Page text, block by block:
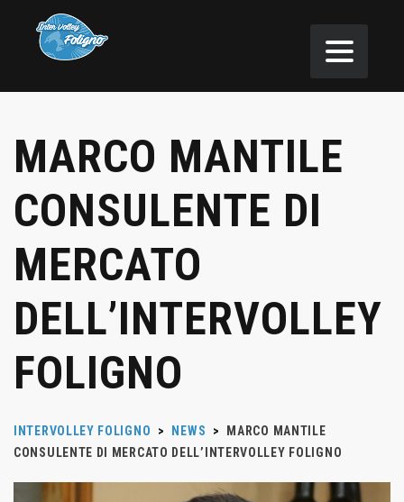
MARCO MANTILE
CONSULENTE DI
MERCATO
DELL’INTERVOLLEY
FOLIGNO
INTERVOLLEY FOLIGNO > NEWS >
MARCO MANTILE
CONSULENTE DI MERCATO DELL’INTERVOLLEY FOLIGNO